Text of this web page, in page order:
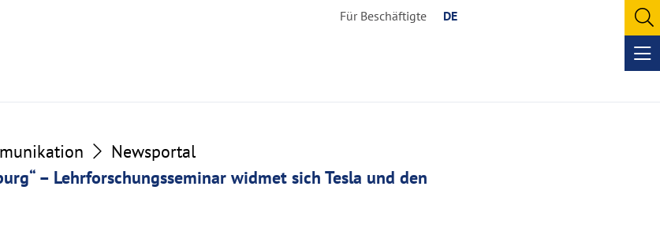
Für Beschäftigte DE
Newsportal
– Lehrforschungsseminar widmet sich Tesla und den